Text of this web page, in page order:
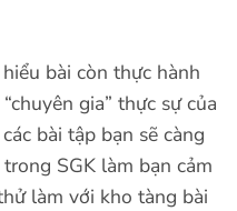
bài còn thực hành
gia” thực sự của
bài tập bạn sẽ càng
SGK làm bạn cảm
làm với kho tàng bài